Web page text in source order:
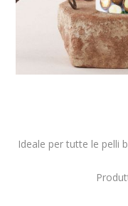
Ideale per tutte le pelli